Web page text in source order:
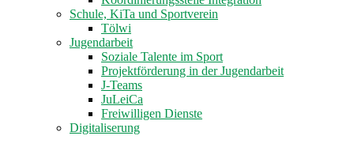
Schule, KiTa und Sportverein
Tölwi
Jugendarbeit
Soziale Talente im Sport
Projektförderung in der Jugendarbeit
J-Teams
JuLeiCa
Freiwilligen Dienste
Digitaliserung